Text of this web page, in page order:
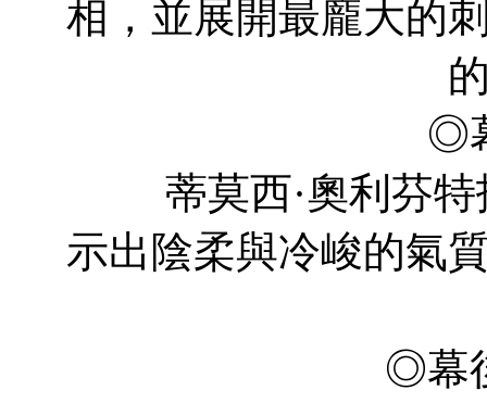
相，並展開最龐大的
◎
蒂莫西·奧利芬特
示出陰柔與冷峻的氣
◎幕